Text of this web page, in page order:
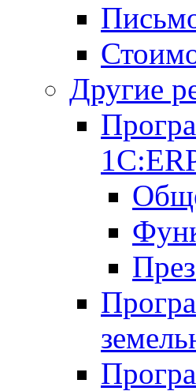
Другие